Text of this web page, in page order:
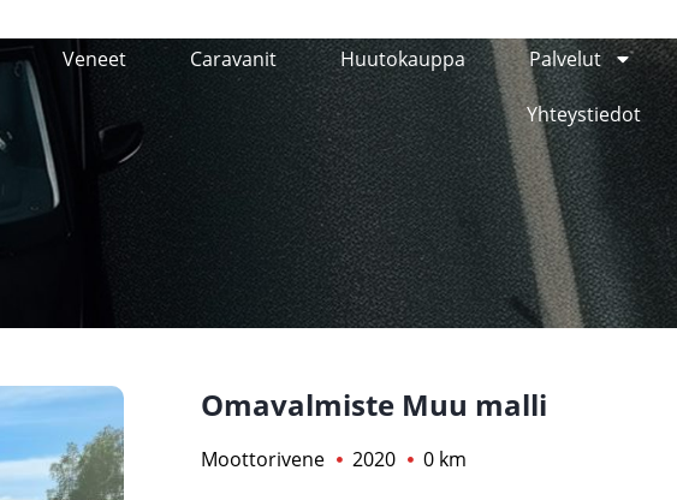
Veneet Caravanit Huutokauppa Palvelut
Yhteystiedot
Omavalmiste Muu malli
Moottorivene 2020 0 km